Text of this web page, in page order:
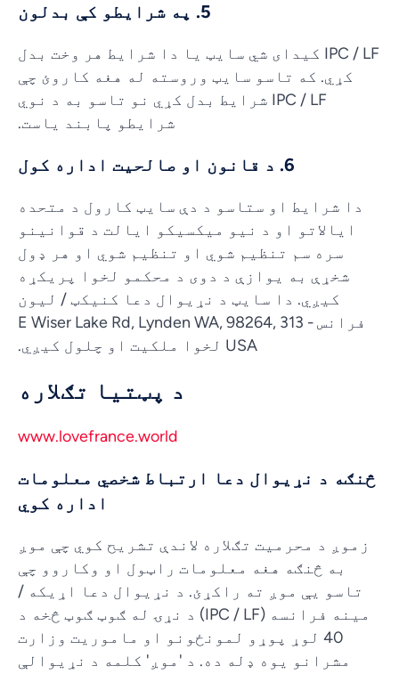
5. په شرایطو کې بدلون
IPC / LF کیدای شي سایټ یا دا شرایط هر وخت بدل
کړي. که تاسو سایټ وروسته له هغه کاروئ چې
IPC / LF شرایط بدل کړي نو تاسو به د نوي
شرایطو پابند یاست.
6. د قانون او صالحیت اداره کول
دا شرایط او ستاسو د دې سایټ کارول د متحده
ایالاتو او د نیو میکسیکو ایالت د قوانینو
سره سم تنظیم شوي او تنظیم شوي او هر ډول
شخړې به یوازې د دوی د محکمو لخوا پریکړه
کیږي. دا سایټ د نړیوال دعا کنیکټ / لیون
فرانس - 313 E Wiser Lake Rd, Lynden WA, 98264,
USA لخوا ملکیت او چلول کیږي.
د پټتیا تګلاره
www.lovefrance.world
څنګه د نړیوال دعا ارتباط شخصي معلومات
اداره کوي
زموږ د محرمیت تګلاره لاندې تشریح کوي چې موږ
به څنګه هغه معلومات راټول او وکاروو چې
تاسو یې موږ ته راکړئ. د نړیوال دعا اړیکه /
مینه فرانسه (IPC / LF) د نړۍ له ګوټ ګوټ څخه د
40 لوړ پوړو لمونځونو او ماموریت وزارت
مشرانو یوه ډله ده. د 'موږ' کلمه د نړیوالې